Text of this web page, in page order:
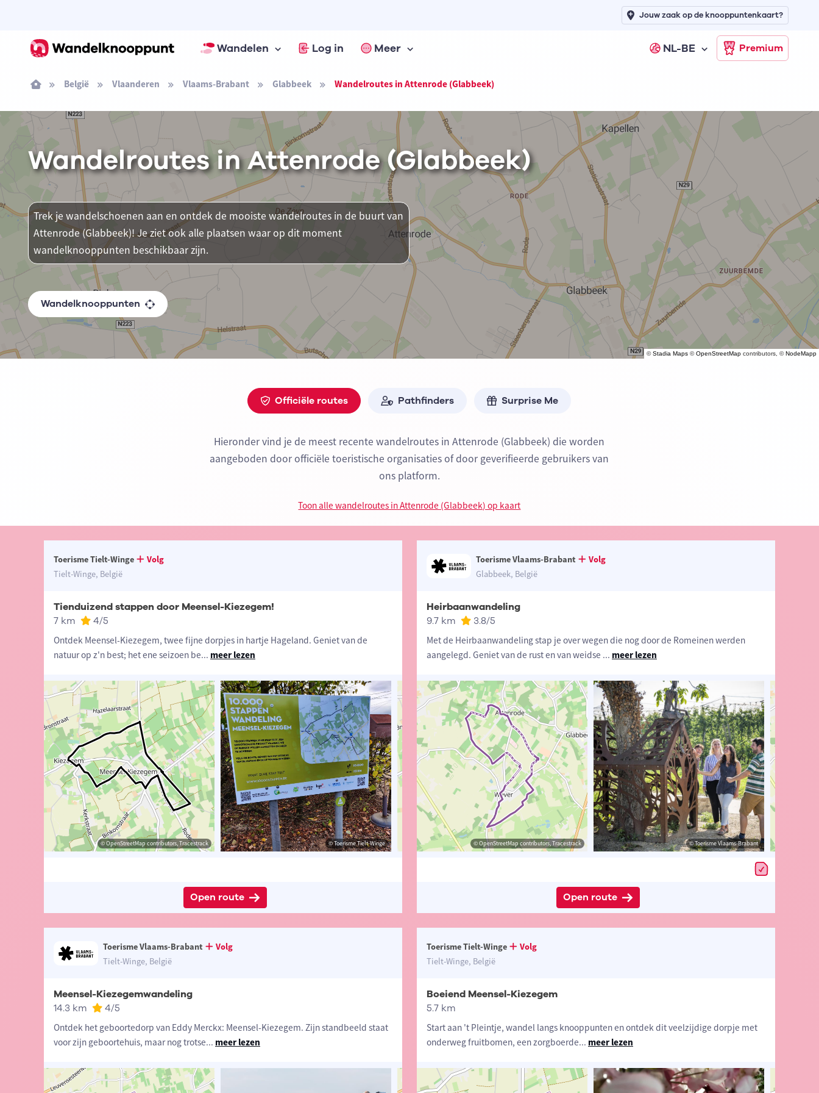
Wandelen Log in Meer NL-BE Premium
Jouw zaak op de knooppuntenkaart?
België Vlaanderen Vlaams-Brabant Glabbeek Wandelroutes in Attenrode (Glabbeek)
©Stadia Maps ©OpenStreetMap contributors, ©NodeMapp
Wandelroutes in Attenrode (Glabbeek)
Trek je wandelschoenen aan en ontdek de mooiste wandelroutes in de buurt van
Attenrode (Glabbeek)! Je ziet ook alle plaatsen waar op dit moment
wandelknooppunten beschikbaar zijn.
Wandelknooppunten
Officiële routes Pathfinders Surprise Me
Hieronder vind je de meest recente wandelroutes in Attenrode (Glabbeek) die worden
aangeboden door officiële toeristische organisaties of door geverifieerde gebruikers van
ons platform.
Toon alle wandelroutes in Attenrode (Glabbeek) op kaart
Toerisme Tielt-Winge
Volg
Tielt-Winge, België
Tienduizend stappen door Meensel-Kiezegem!
7 km 4/5
Ontdek Meensel-Kiezegem, twee fijne dorpjes in hartje Hageland. Geniet van de
natuur op z'n best; het ene seizoen be... meer lezen
© OpenStreetMap contributors, Tracestrack © Toerisme Tielt-Winge © OpenStreetMap contributors, Tracestrack © Toerisme Tielt-Winge
Open route
Toerisme Vlaams-Brabant
Volg
Glabbeek, België
Heirbaanwandeling
9.7 km 3.8/5
Met de Heirbaanwandeling stap je over wegen die nog door de Romeinen werden
aangelegd. Geniet van de rust en van weidse ... meer lezen
© OpenStreetMap contributors, Tracestrack © Toerisme Vlaams-Brabant © OpenStreetMap contributors, Tracestrack © Toerisme Vlaams-Brabant
Open route
Toerisme Vlaams-Brabant
Volg
Tielt-Winge, België
Meensel-Kiezegemwandeling
14.3 km 4/5
Ontdek het geboortedorp van Eddy Merckx: Meensel-Kiezegem. Zijn standbeeld staat
voor zijn geboortehuis, maar nog trotse... meer lezen
Toerisme Tielt-Winge
Volg
Tielt-Winge, België
Boeiend Meensel-Kiezegem
5.7 km
Start aan 't Pleintje, wandel langs knooppunten en ontdek dit veelzijdige dorpje met
onderweg fruitbomen, een zorgboerde... meer lezen